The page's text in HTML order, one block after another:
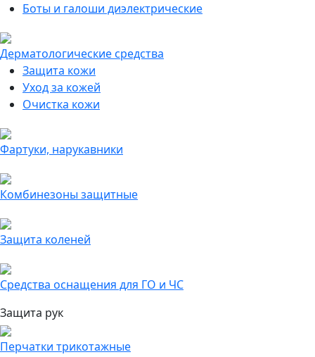
Боты и галоши диэлектрические
Дерматологические средства
Защита кожи
Уход за кожей
Очистка кожи
Фартуки, нарукавники
Комбинезоны защитные
Защита коленей
Средства оснащения для ГО и ЧС
Защита рук
Перчатки трикотажные